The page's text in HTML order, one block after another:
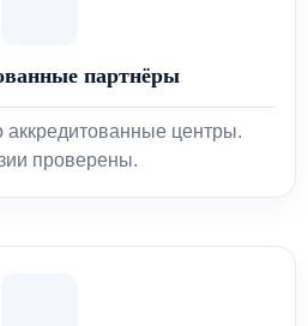
партнёры
аккредитованные центры.
проверены.